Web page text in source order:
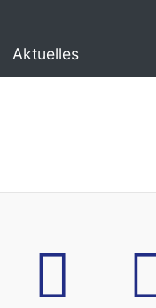
Aktuelles